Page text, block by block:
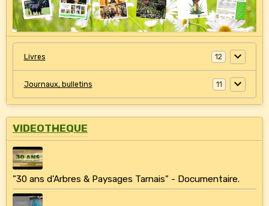
Livres 12
Journaux, bulletins 11
VIDEOTHEQUE
"30 ans d'Arbres & Paysages Tarnais" - Documentaire.